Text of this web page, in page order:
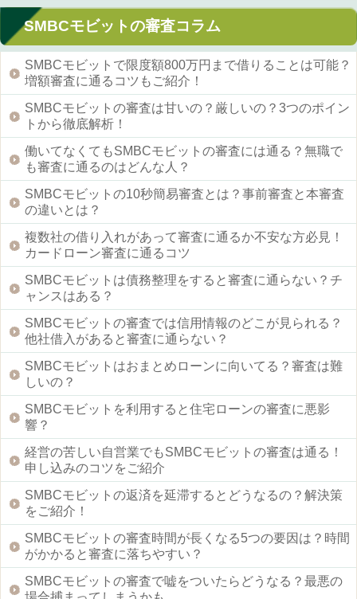
SMBCモビットの審査コラム
SMBCモビットで限度額800万円まで借りることは可能？
増額審査に通るコツもご紹介！
SMBCモビットの審査は甘いの？厳しいの？3つのポイン
トから徹底解析！
働いてなくてもSMBCモビットの審査には通る？無職で
も審査に通るのはどんな人？
SMBCモビットの10秒簡易審査とは？事前審査と本審査
の違いとは？
複数社の借り入れがあって審査に通るか不安な方必見！
カードローン審査に通るコツ
SMBCモビットは債務整理をすると審査に通らない？チ
ャンスはある？
SMBCモビットの審査では信用情報のどこが見られる？
他社借入があると審査に通らない？
SMBCモビットはおまとめローンに向いてる？審査は難
しいの？
SMBCモビットを利用すると住宅ローンの審査に悪影
響？
経営の苦しい自営業でもSMBCモビットの審査は通る！
申し込みのコツをご紹介
SMBCモビットの返済を延滞するとどうなるの？解決策
をご紹介！
SMBCモビットの審査時間が長くなる5つの要因は？時間
がかかると審査に落ちやすい？
SMBCモビットの審査で嘘をついたらどうなる？最悪の